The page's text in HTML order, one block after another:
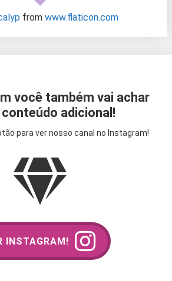
from www.flaticon.com
você também vai achar
adicional!
para ver nosso canal no Instagram!
INSTAGRAM!